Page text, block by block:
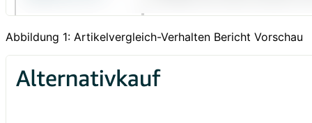
Abbildung 1: Artikelvergleich-Verhalten Bericht Vorschau